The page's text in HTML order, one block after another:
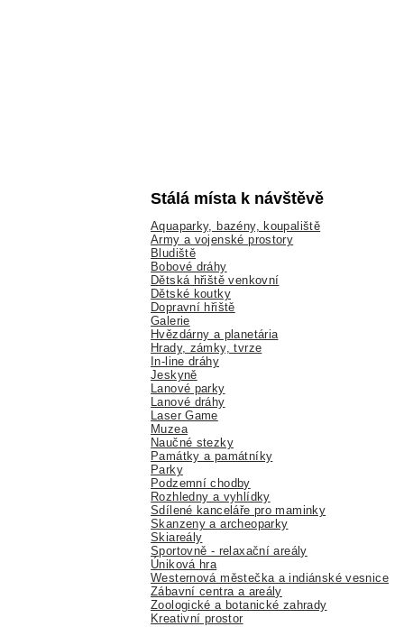
Stálá místa k návštěvě
Aquaparky, bazény, koupaliště
Army a vojenské prostory
Bludiště
Bobové dráhy
Dětská hřiště venkovní
Dětské koutky
Dopravní hřiště
Galerie
Hvězdárny a planetária
Hrady, zámky, tvrze
In-line dráhy
Jeskyně
Lanové parky
Lanové dráhy
Laser Game
Muzea
Naučné stezky
Památky a památníky
Parky
Podzemní chodby
Rozhledny a vyhlídky
Sdílené kanceláře pro maminky
Skanzeny a archeoparky
Skiareály
Sportovně - relaxační areály
Úniková hra
Westernová městečka a indiánské vesnice
Zábavní centra a areály
Zoologické a botanické zahrady
Kreativní prostor